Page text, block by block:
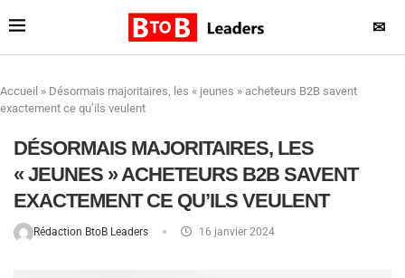
✉
Accueil » Désormais majoritaires, les « jeunes » acheteurs B2B savent
exactement ce qu’ils veulent
DÉSORMAIS MAJORITAIRES, LES
« JEUNES » ACHETEURS B2B SAVENT
EXACTEMENT CE QU’ILS VEULENT
Rédaction BtoB Leaders 16 janvier 2024